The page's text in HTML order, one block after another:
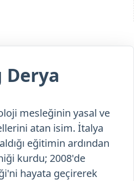
Derya
mesleğinin yasal ve
atan isim. İtalya
eğitimin ardından
kurdu; 2008'de
hayata geçirerek